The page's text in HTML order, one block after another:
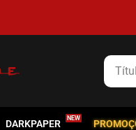
DARKPAPER